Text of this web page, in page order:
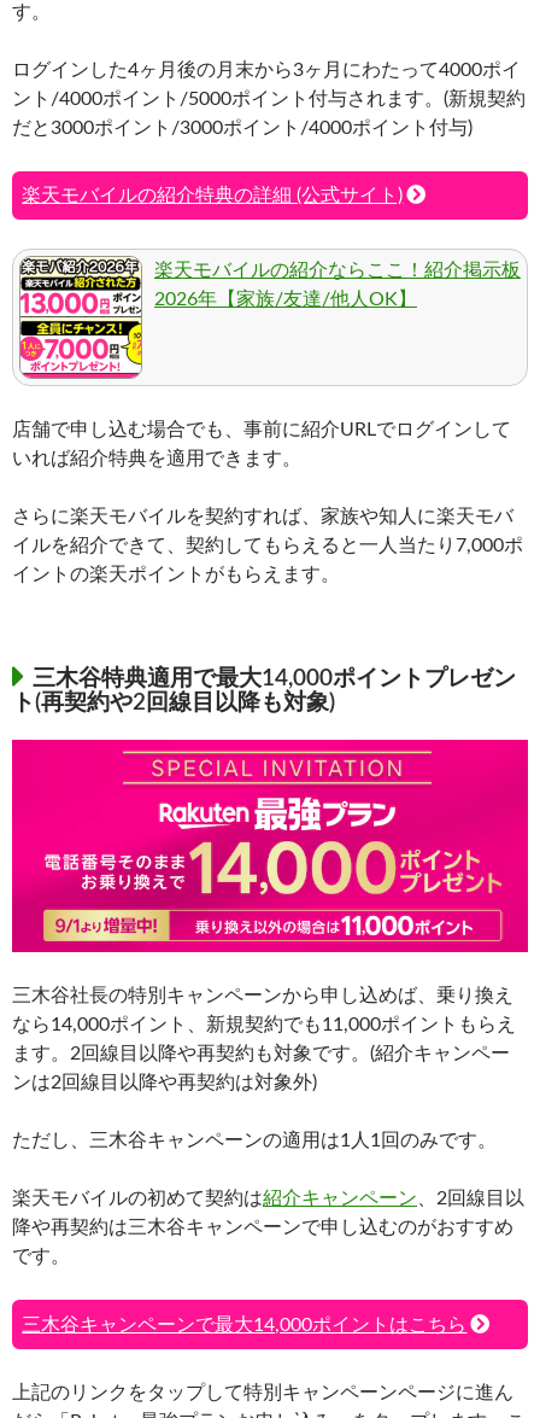
す。
ログインした4ヶ月後の月末から3ヶ月にわたって4000ポイ
ント/4000ポイント/5000ポイント付与されます。(新規契約
だと3000ポイント/3000ポイント/4000ポイント付与)
楽天モバイルの紹介特典の詳細 (公式サイト)
楽天モバイルの紹介ならここ！紹介掲示板
2026年【家族/友達/他人OK】
店舗で申し込む場合でも、事前に紹介URLでログインして
いれば紹介特典を適用できます。
さらに楽天モバイルを契約すれば、家族や知人に楽天モバ
イルを紹介できて、契約してもらえると一人当たり7,000ポ
イントの楽天ポイントがもらえます。
三木谷特典適用で最大14,000ポイントプレゼン
ト(再契約や2回線目以降も対象)
三木谷社長の特別キャンペーンから申し込めば、乗り換え
なら14,000ポイント、新規契約でも11,000ポイントもらえ
ます。2回線目以降や再契約も対象です。(紹介キャンペー
ンは2回線目以降や再契約は対象外)
ただし、三木谷キャンペーンの適用は1人1回のみです。
楽天モバイルの初めて契約は紹介キャンペーン、2回線目以
降や再契約は三木谷キャンペーンで申し込むのがおすすめ
です。
三木谷キャンペーンで最大14,000ポイントはこちら
上記のリンクをタップして特別キャンペーンページに進ん